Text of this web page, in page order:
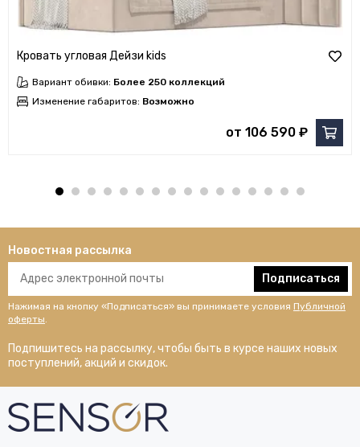
Кровать угловая Дейзи kids
Вариант обивки: Более 250 коллекций
Изменение габаритов: Возможно
от 106 590 ₽
Новостная рассылка
Подписаться
Нажимая на кнопку «Подписаться» вы принимаете условия Публичной
оферты.
Подпишитесь на рассылку, чтобы быть в курсе наших новых
поступлений, акций и скидок.